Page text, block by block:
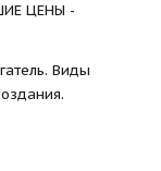
ЦЕНЫ -
Виды